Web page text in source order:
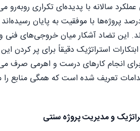
سالانه با پدیده‌ای تکراری
پروژه‌ها با موفقیت به پایان
این تضاد آشکار میان خروجی‌های
استراتژیک دقیقاً برای پر
برای انجام کارهای درست و اهرمی صرف
تعریف شده است که همگی منابع را
و مدیریت پروژه سنتی